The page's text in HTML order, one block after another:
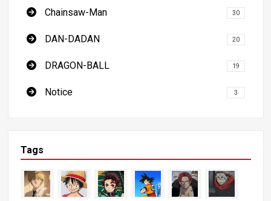
Chainsaw-Man 30
DAN-DADAN 20
DRAGON-BALL 19
Notice 3
Tags